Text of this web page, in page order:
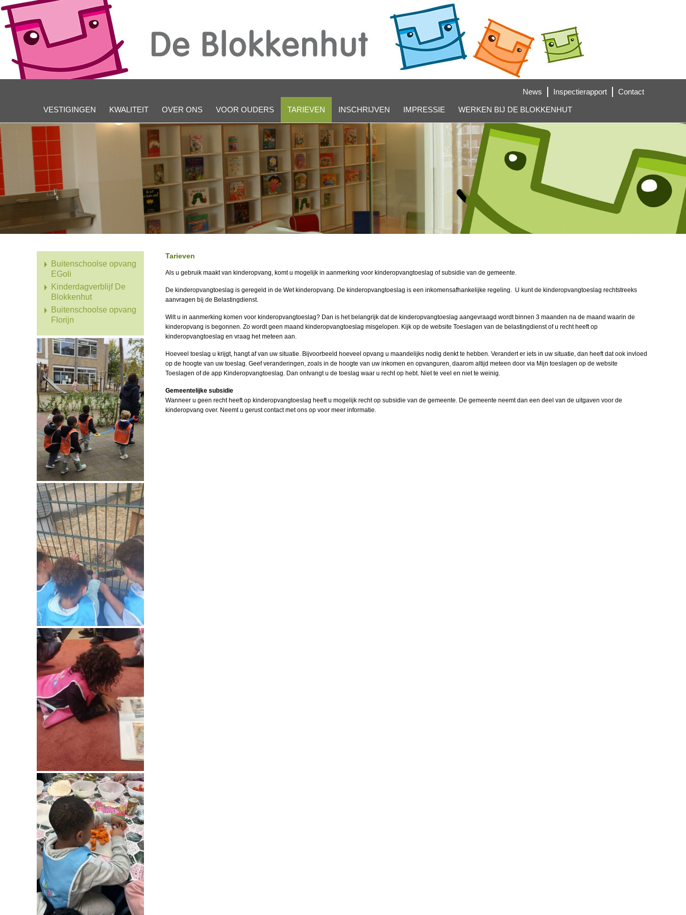
News Inspectierapport Contact
VESTIGINGEN KWALITEIT OVER ONS VOOR OUDERS TARIEVEN INSCHRIJVEN IMPRESSIE WERKEN BIJ DE BLOKKENHUT
Buitenschoolse opvang
EGoli
Kinderdagverblijf De
Blokkenhut
Buitenschoolse opvang
Florijn
Tarieven
Als u gebruik maakt van kinderopvang, komt u mogelijk in aanmerking voor kinderopvangtoeslag of subsidie van de gemeente.
De kinderopvangtoeslag is geregeld in de Wet kinderopvang. De kinderopvangtoeslag is een inkomensafhankelijke regeling. U kunt de kinderopvangtoeslag rechtstreeks
aanvragen bij de Belastingdienst.
Wilt u in aanmerking komen voor kinderopvangtoeslag? Dan is het belangrijk dat de kinderopvangtoeslag aangevraagd wordt binnen 3 maanden na de maand waarin de
kinderopvang is begonnen. Zo wordt geen maand kinderopvangtoeslag misgelopen. Kijk op de website Toeslagen van de belastingdienstof u recht heeft op
kinderopvangtoeslag en vraag het meteen aan.
Hoeveel toeslag u krijgt, hangt af van uw situatie. Bijvoorbeeld hoeveel opvang u maandelijks nodig denkt te hebben. Verandert er iets in uw situatie, dan heeft dat ook invloed
op de hoogte van uw toeslag. Geef veranderingen, zoals in de hoogte van uw inkomen en opvanguren, daarom altijd meteen door via Mijn toeslagen op de website
Toeslagen ofde app Kinderopvangtoeslag . Dan ontvangt u de toeslag waar u recht op hebt. Niet te veel en niet te weinig.
Gemeentelijke subsidie
Wanneer u geen recht heeft op kinderopvangtoeslag heeft u mogelijk recht op subsidie van de gemeente. De gemeente neemt dan een deel van de uitgaven voor de
kinderopvang over. Neemt u gerust contact met ons op voor meer informatie.